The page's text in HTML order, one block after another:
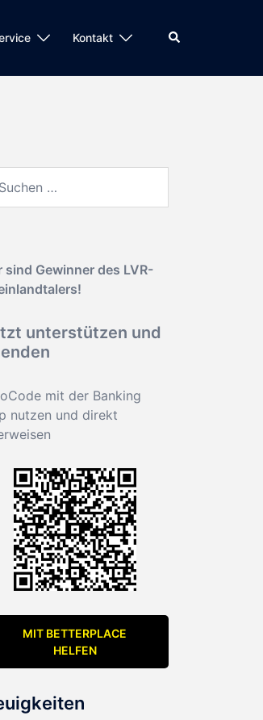
Kontakt Suche
sind Gewinner des LVR-
unterstützen und
mit der Banking
nutzen und direkt
MIT BETTERPLACE
HELFEN